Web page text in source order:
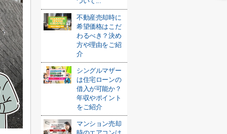
不動産売却時に
希望価格はこだ
わるべき？決め
方や理由をご紹
介
シングルマザー
は住宅ローンの
借入が可能か？
年収やポイント
をご紹介
マンション売却